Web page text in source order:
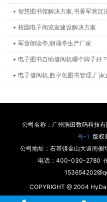
+ 智慧图书馆解决方案,书香军营沉
+ 校园电子阅览室建设解决方案
+ 军营朗读亭,朗诵亭生产厂家
+ 电子图书自助借阅机哪个牌子好？
+ 电子借阅机,数字化图书管理,厂家
公司名称：广州浩田数码科技
号-1 版权
公司地址：石基镇金山大道南
电话：400-030-2780
COPYRIGHT @ 2004